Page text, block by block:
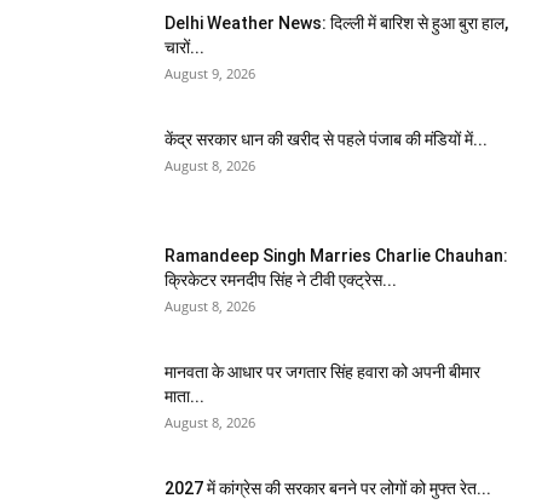
Delhi Weather News: दिल्ली में बारिश से हुआ बुरा हाल,
चारों...
August 9, 2026
केंद्र सरकार धान की खरीद से पहले पंजाब की मंडियों में...
August 8, 2026
Ramandeep Singh Marries Charlie Chauhan:
क्रिकेटर रमनदीप सिंह ने टीवी एक्ट्रेस...
August 8, 2026
मानवता के आधार पर जगतार सिंह हवारा को अपनी बीमार
माता...
August 8, 2026
2027 में कांग्रेस की सरकार बनने पर लोगों को मुफ्त रेत...